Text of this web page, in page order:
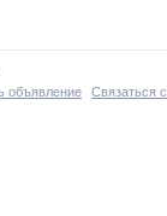
объявление Связаться